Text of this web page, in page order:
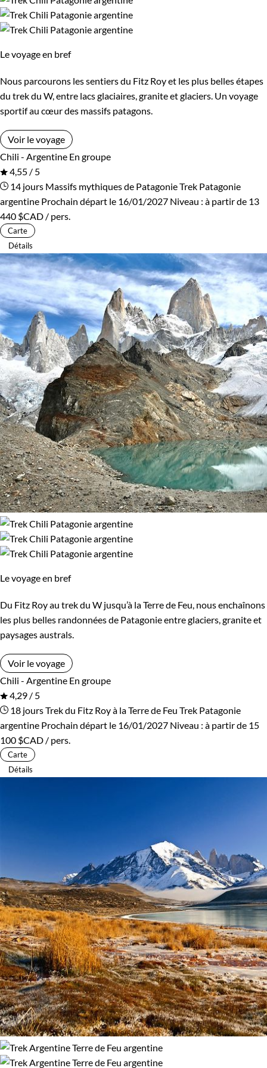
Le voyage en bref
Nous parcourons les sentiers du Fitz Roy et les plus belles étapes
du trek du W, entre lacs glaciaires, granite et glaciers. Un voyage
sportif au cœur des massifs patagons.
Voir le voyage
Chili - Argentine En groupe
4,55 / 5
14 jours Massifs mythiques de PatagonieTrek Patagonie
argentine Prochain départ le 16/01/2027 Niveau : à partir de 13
440 $CAD / pers.
Carte
Détails
Le voyage en bref
Du Fitz Roy au trek du W jusqu’à la Terre de Feu, nous enchaînons
les plus belles randonnées de Patagonie entre glaciers, granite et
paysages australs.
Voir le voyage
Chili - Argentine En groupe
4,29 / 5
18 joursTrek du Fitz Roy à la Terre de Feu Trek Patagonie
argentine Prochain départ le 16/01/2027 Niveau : à partir de 15
100 $CAD / pers.
Carte
Détails